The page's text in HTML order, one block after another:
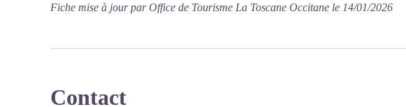
Fiche mise à jour par Office de Tourisme La Toscane Occitane le 14/01/2026
Contact